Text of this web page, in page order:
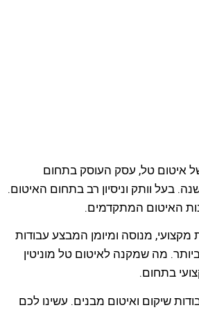
איטום טל, עסק העוסק בתחום
כבר מעל 15 שנה. בעל וותק וניסיון רב בתחום האיטום.
האיטום המתקדמים.
מקצועי, מנוסה ומיומן המבצע עבודות
מה שמקנה לאיטום טל מוניטין
בתחום.
שיקום ואיטום מבנים. עשינו לכם